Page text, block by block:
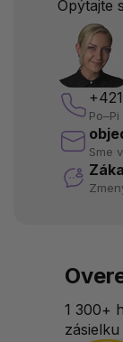
Opýtajte
+421
Sme
1 300+